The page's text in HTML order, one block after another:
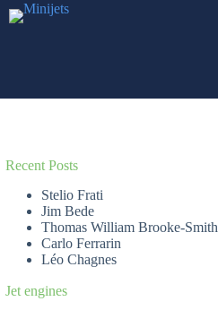
Passer
au
Recent Posts
Stelio Frati
Jim Bede
Thomas William Brooke-Smith
Carlo Ferrarin
Léo Chagnes
Jet engines